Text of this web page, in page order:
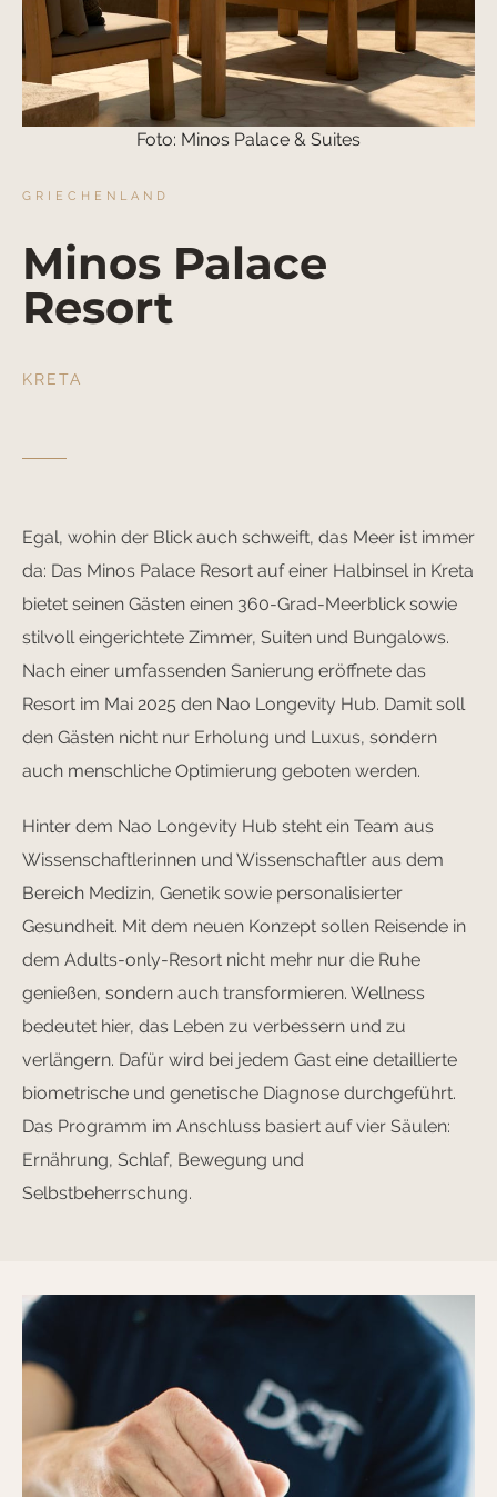
Foto: Minos Palace & Suites
GRIECHENLAND
Minos Palace
Resort
KRETA
Egal, wohin der Blick auch schweift, das Meer ist immer
da: Das Minos Palace Resort auf einer Halbinsel in Kreta
bietet seinen Gästen einen 360-Grad-Meerblick sowie
stilvoll eingerichtete Zimmer, Suiten und Bungalows.
Nach einer umfassenden Sanierung eröffnete das
Resort im Mai 2025 den Nao Longevity Hub. Damit soll
den Gästen nicht nur Erholung und Luxus, sondern
auch menschliche Optimierung geboten werden.
Hinter dem Nao Longevity Hub steht ein Team aus
Wissenschaftlerinnen und Wissenschaftler aus dem
Bereich Medizin, Genetik sowie personalisierter
Gesundheit. Mit dem neuen Konzept sollen Reisende in
dem Adults-only-Resort nicht mehr nur die Ruhe
genießen, sondern auch transformieren. Wellness
bedeutet hier, das Leben zu verbessern und zu
verlängern. Dafür wird bei jedem Gast eine detaillierte
biometrische und genetische Diagnose durchgeführt.
Das Programm im Anschluss basiert auf vier Säulen:
Ernährung, Schlaf, Bewegung und
Selbstbeherrschung.